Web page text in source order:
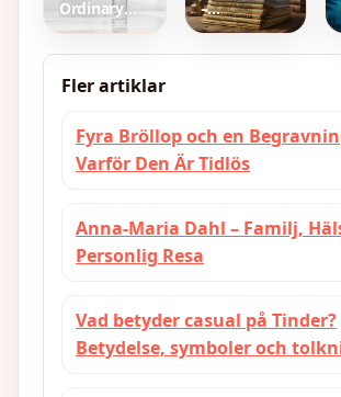
Ordinary
Hyaluronic
guide,
användning
och köpråd
–
Dagstidningens
historia och
Fler artiklar
Fyra Bröllop och en
Varför Den Är Tidlös
Anna-Maria Dahl – Familj,
Personlig Resa
Vad betyder casual på Tinder?
Betydelse, symboler och